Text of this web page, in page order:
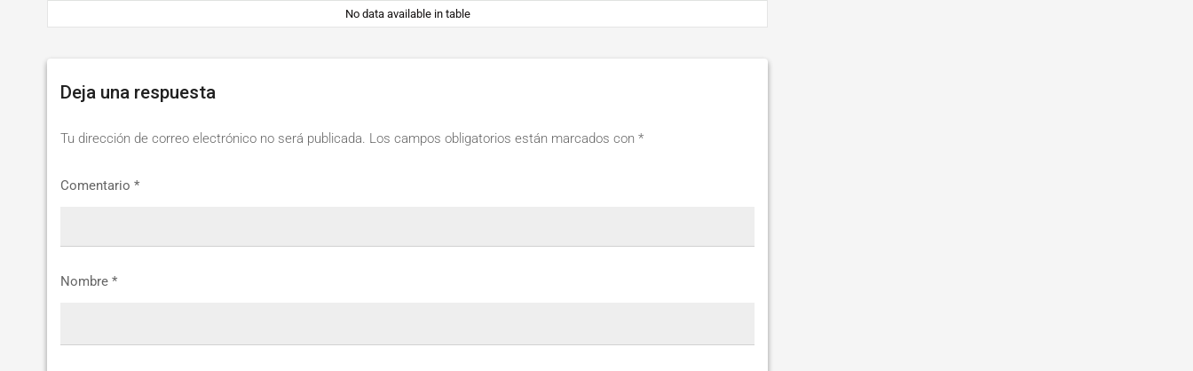
2.png
No data available in table
Deja una respuesta
Tu dirección de correo electrónico no será publicada. Los campos obligatorios están marcados con *
Comentario *
Nombre *